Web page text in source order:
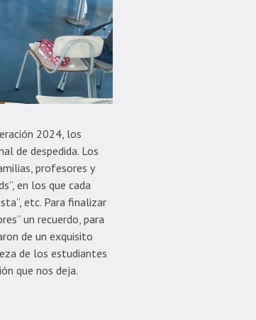
2024, los
de despedida. Los
profesores y
en los que cada
etc. Para finalizar
un recuerdo, para
de un exquisito
de los estudiantes
que nos deja.